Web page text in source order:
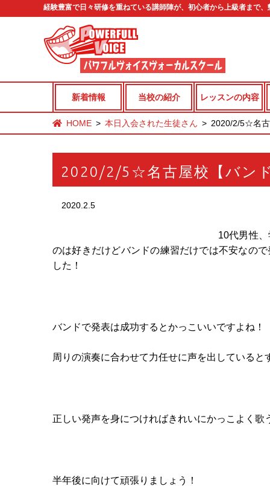
経験豊富で日々研修を重ねている講師陣が、初心者から上級者まで
新着情報 当校の紹介 レッスンの内容
HOME 本日入会された生徒さん 2020/2/5☆名古
2020/2/5☆名古屋校【バン
2020.2.5
10代男性
のは好きだけどバンドの練習だけでは不安なの
した！
バンドで発表は成功するとかっこいいですよね！
周りの演奏に合わせて力任せに声を出していると
正しい発声を身につければきれいにかっこよく歌
半年後に向けて頑張りましょう！